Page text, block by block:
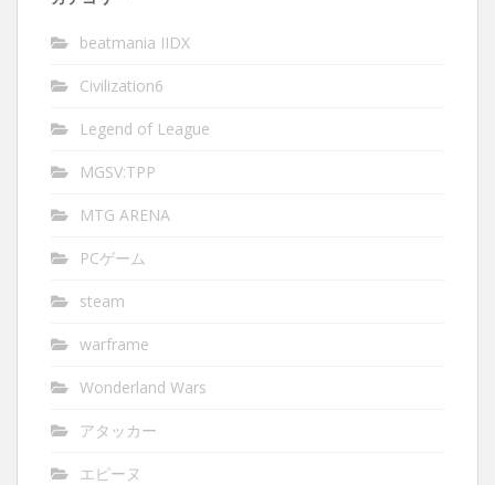
beatmania IIDX
Civilization6
Legend of League
MGSV:TPP
MTG ARENA
PCゲーム
steam
warframe
Wonderland Wars
アタッカー
エピーヌ